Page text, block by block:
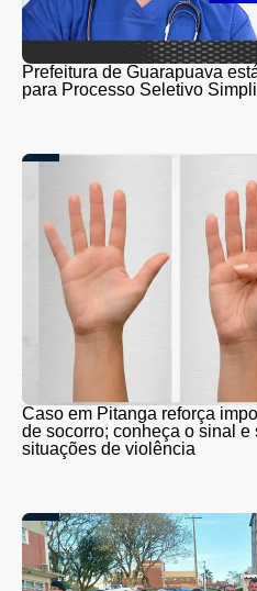
Prefeitura de Guarapuava
para Processo Seletivo
Caso em Pitanga reforça
de socorro; conheça o sinal e
situações de violência